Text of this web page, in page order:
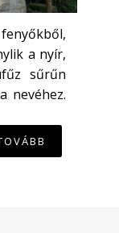
a nyír,
sűrűn
nevéhez.